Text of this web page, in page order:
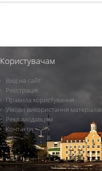
Користувачам
Вхід на сайт
Реєстрація
Правила користування
Умови використання матеріалів
Рекламодавцям
Контакти